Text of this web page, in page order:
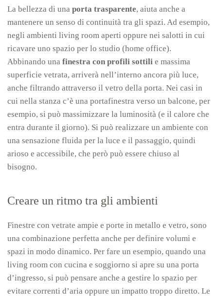
La bellezza di una porta trasparente, aiuta anche a
mantenere un senso di continuità tra gli spazi. Ad esempio,
negli ambienti living room aperti oppure nei salotti in cui
ricavare uno spazio per lo studio (home office).
Abbinando una finestra con profili sottili e massima
superficie vetrata, arriverà nell’interno ancora più luce,
anche filtrando attraverso il vetro della porta. Nei casi in
cui nella stanza c’è una portafinestra verso un balcone, per
esempio, si può massimizzare la luminosità (e il calore che
entra durante il giorno). Si può realizzare un ambiente con
una sensazione fluida per la luce e il passaggio, quindi
arioso e accessibile, che però può essere chiuso al
bisogno.
Creare un ritmo tra gli ambienti
Finestre con vetrate ampie e porte in metallo e vetro, sono
una combinazione perfetta anche per definire volumi e
spazi in modo dinamico. Per fare un esempio, quando una
living room con cucina e soggiorno si apre su una porta
d’ingresso, si può pensare anche a gestire lo spazio per
evitare correnti d’aria oppure un impatto troppo diretto. Le